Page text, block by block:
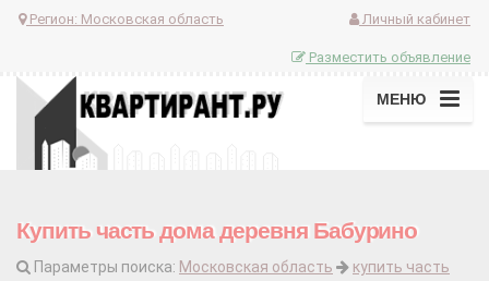
Регион: Московская область Личный кабинет
Разместить объявление
МЕНЮ
Купить часть дома деревня Бабурино
Параметры поиска: Московская область
купить часть